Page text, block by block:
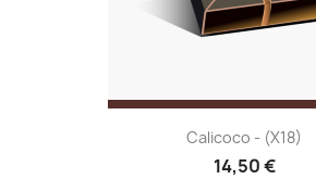
Calicoco - (x18)
14,50 €